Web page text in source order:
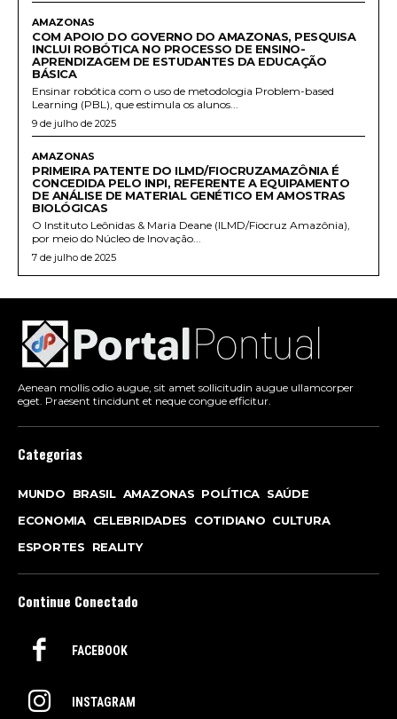
AMAZONAS
COM APOIO DO GOVERNO DO AMAZONAS, PESQUISA
INCLUI ROBÓTICA NO PROCESSO DE ENSINO-
APRENDIZAGEM DE ESTUDANTES DA EDUCAÇÃO
BÁSICA
Ensinar robótica com o uso de metodologia Problem-based
Learning (PBL), que estimula os alunos...
9 de julho de 2025
AMAZONAS
PRIMEIRA PATENTE DO ILMD/FIOCRUZAMAZÔNIA É
CONCEDIDA PELO INPI, REFERENTE A EQUIPAMENTO
DE ANÁLISE DE MATERIAL GENÉTICO EM AMOSTRAS
BIOLÓGICAS
O Instituto Leônidas & Maria Deane (ILMD/Fiocruz Amazônia),
por meio do Núcleo de Inovação...
7 de julho de 2025
Aenean mollis odio augue, sit amet sollicitudin augue ullamcorper
eget. Praesent tincidunt et neque congue efficitur.
Categorias
MUNDO BRASIL AMAZONAS POLÍTICA SAÚDE
ECONOMIA CELEBRIDADES COTIDIANO CULTURA
ESPORTES
REALITY
Continue Conectado
FACEBOOK
INSTAGRAM